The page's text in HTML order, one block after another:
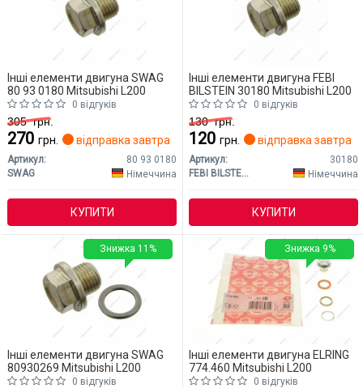
Інші елементи двигуна SWAG
80 93 0180 Mitsubishi L200
0 відгуків
305грн.
270 грн. відправка завтра
Артикул:
80 93 0180
SWAG
Німеччина
КУПИТИ
Інші елементи двигуна FEBI
BILSTEIN 30180 Mitsubishi L200
0 відгуків
130грн.
120 грн. відправка завтра
Артикул:
30180
FEBI BILSTEIN
Німеччина
КУПИТИ
Інші елементи двигуна SWAG
80930269 Mitsubishi L200
0 відгуків
Знижка 11%
Інші елементи двигуна ELRING
774.460 Mitsubishi L200
0 відгуків
Знижка 9%